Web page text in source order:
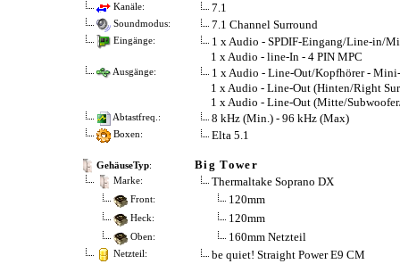
Kanäle: 7.1
Soundmodus: 7.1 Channel Surround
Eingänge:
1 x Audio - SPDIF-Eingang/Line-in/
1 x Audio - line-In - 4 PIN MPC
Ausgänge:
1 x Audio - Line-Out/Kopfhörer -
1 x Audio - Line-Out (Hinten/Right
1 x Audio - Line-Out (Mitte/
Abtastfreq.: 8 kHz (Min.) - 96 kHz (Max)
Boxen: Elta 5.1
GehäuseTyp: Big Tower
Marke: Thermaltake Soprano DX
Front: 120mm
Heck: 120mm
Oben: 160mm Netzteil
Netzteil: be quiet! Straight Power E9 CM